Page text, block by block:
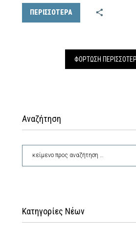
ΠΕΡΙΣΣΟΤΕΡΑ
ΦΌΡΤΩΣΗ
Αναζήτηση
Κατηγορίες Νέων